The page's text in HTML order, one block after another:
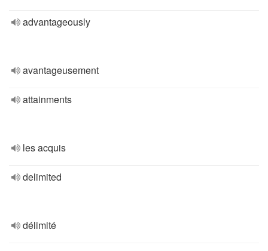
advantageously
avantageusement
attainments
les acquis
delimited
délimité